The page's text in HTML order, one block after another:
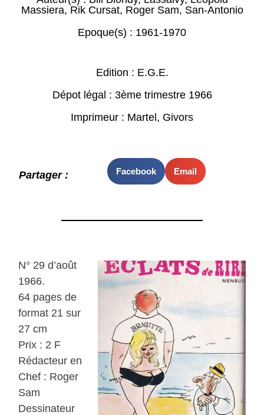
Massiera, Rik Cursat, Roger Sam, San-Antonio
Epoque(s) : 1961-1970
Edition : E.G.E.
Dépot légal : 3ème trimestre 1966
Imprimeur : Martel, Givors
Partager : Facebook Email
N° 29 d’août
1966.
64 pages de
format 21 sur
27 cm
Prix : 2 F
Rédacteur en
Chef : Roger
Sam
Dessinateur